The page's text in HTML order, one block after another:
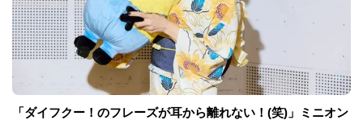
「ダイフクー！のフレーズが耳から離れない！(笑)」ミニオン